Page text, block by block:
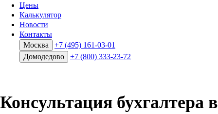
Цены
Калькулятор
Новости
Контакты
Москва
+7 (495) 161-03-01
Домодедово
+7 (800) 333-23-72
Консультация бухгалтера в